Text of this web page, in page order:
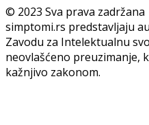
© 2023 Sva prava
simptomi.rs predstavljaju
Zavodu za Intelektualnu
neovlašćeno preuzimanje,
kažnjivo zakonom.